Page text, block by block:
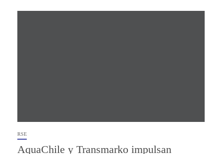
RSE
AquaChile y Transmarko impulsan